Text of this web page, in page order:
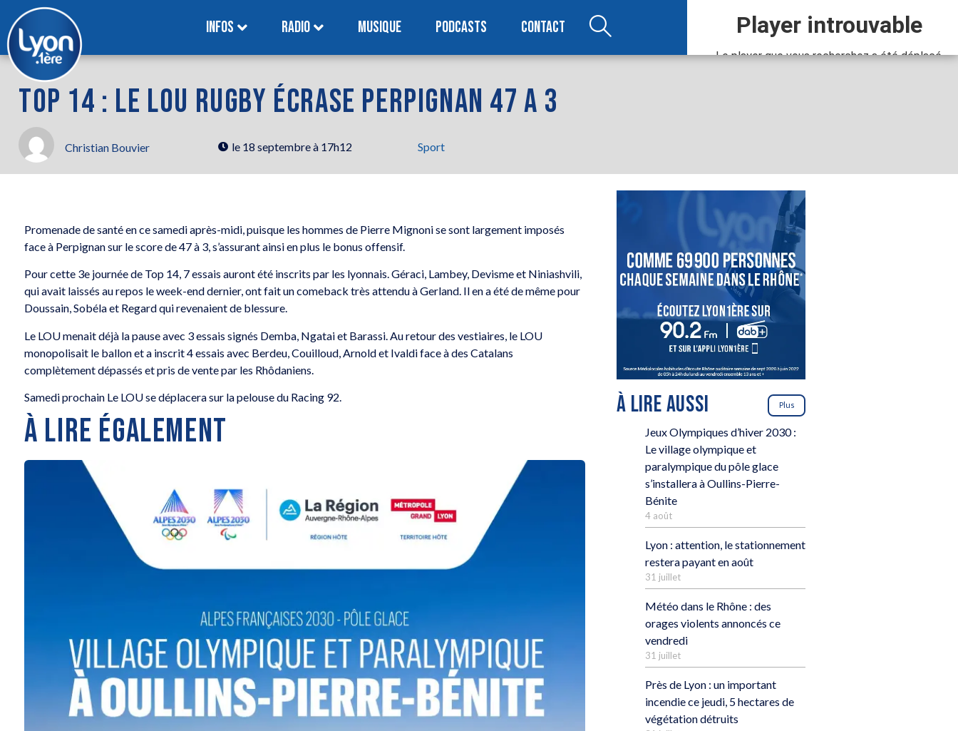
INFOS RADIO MUSIQUE PODCASTS CONTACT
TOP 14 : LE LOU RUGBY ­ÉCRASE PERPIGNAN 47 A 3
Christian Bouvier le 18 septembre à 17h12 Sport
Promenade de santé en ce samedi après-midi, puisque les hommes de Pierre Mignoni se sont largement imposés
face à Perpignan sur le score de 47 à 3, s’assurant ainsi en plus le bonus offensif.
Pour cette 3e journée de Top 14, 7 essais auront été inscrits par les lyonnais. Géraci, Lambey, Devisme et Niniashvili,
qui avait laissés au repos le week-end dernier, ont fait un comeback très attendu à Gerland. Il en a été de même pour
Doussain, Sobéla et Regard qui revenaient de blessure.
Le LOU menait déjà la pause avec 3 essais signés Demba, Ngatai et Barassi. Au retour des vestiaires, le LOU
monopolisait le ballon et a inscrit 4 essais avec Berdeu, Couilloud, Arnold et Ivaldi face à des Catalans
complètement dépassés et pris de vente par les Rhôdaniens.
Samedi prochain Le LOU se déplacera sur la pelouse du Racing 92.
À LIRE ÉGALEMENT
À LIRE AUSSI Plus
Jeux Olympiques d’hiver 2030 :
Le village olympique et
paralympique du pôle glace
s’installera à Oullins-Pierre-
Bénite
4 août
Lyon : attention, le stationnement
restera payant en août
31 juillet
Météo dans le Rhône : des
orages violents annoncés ce
vendredi
31 juillet
Près de Lyon : un important
incendie ce jeudi, 5 hectares de
végétation détruits